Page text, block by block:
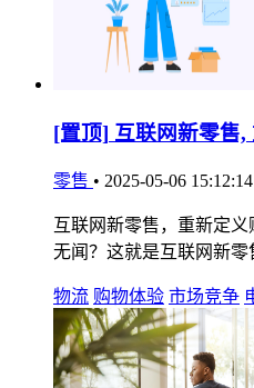
[置顶] 互联网新零售,
零售 • 2025-05-06 15:12:14
互联网新零售，重新定
无闻？这就是互联网新
物流 购物体验 市场竞争